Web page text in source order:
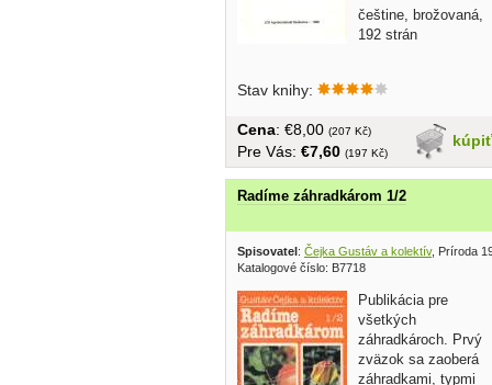
češtine, brožovaná,
192 strán
Stav knihy:
kúpiť
Cena: €8,00 (207 Kč)
Pre Vás: €7,60 (197 Kč)
Radíme záhradkárom 1/2
Spisovatel : Čejka Gustáv a kolektív, Príroda
Katalogové číslo: B7718
Publikácia pre
všetkých
záhradkároch. Prvý
zväzok sa zaoberá
záhradkami, typmi